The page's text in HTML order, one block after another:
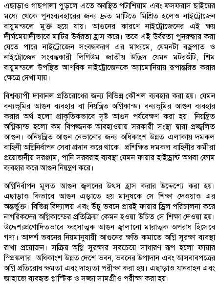
এছাড়াও গাছপালা পুড়লে এতে অবস্থিত পটাশিয়াম এবং ফসফরাস ছাইয়ের
মধ্যে থেকে পুনঃব্যবহারের জন্য দ্রুত মাটিতে মিশ্রিত হলেও নাইট্রোজেন
বায়ুমন্ডলে মুক্ত হয়ে যায়। আগুনের কারণে নাইট্রোজেনের এই ক্ষয়
দীর্ঘমেয়াদীভাবে মাটির উর্বরতা হ্রাস করে। তবে এই উর্বরতা পুনরুদ্ধার করা
যেতে পারে নাইট্রোজেন সংবদ্ধকরণ এর মাধ্যমে, যেমনটা বজ্রপাত ও
নাইট্রোজেন সংবদ্ধকারী লিগিউম জাতীয় উদ্ভিদ যেমন মটরশুঁটি, শিম
বায়ুমন্ডলে উপস্থিত আণবিক নাইট্রোজেনকে অ্যামোনিয়ায় রূপান্তরিত করার
ক্ষেত্রে দেখা যায়।
বিশ্বব্যাপী দাবানল প্রতিরোধের জন্য বিভিন্ন কৌশল ব্যবহার করা হয়। যেমন
বন্যভূমির আগুন ব্যবহার বা নিয়ন্ত্রিত অগ্নিকান্ড। বন্যভূমির আগুন ব্যবহার
করার অর্থ হলো প্রাকৃতিকভাবে সৃষ্ট আগুন পর্যবেক্ষণ করা হয়। নিয়ন্ত্রিত
অগ্নিকান্ড হলো কম বিপজ্জনক আবহাওয়ায় সরকারী সংস্থা দ্বারা প্রজ্জ্বলিত
আগুন। অনিয়ন্ত্রিত আগুন নেভানোর জন্য অধিকাংশ উন্নত এলাকায় দমকল
বাহিনী অগ্নিনির্বাপন সেবা প্রদান করে থাকে। প্রশিক্ষিত দমকল বাহিনীর কর্মীরা
প্রয়োজনীয় সরঞ্জাম, পানি সরবরাহ ব্যবস্থা যেমন ফায়ার হাইড্রান্ট অথবা ফোম
ব্যবহার করে আগুন নিয়ন্ত্রণ করে।
অগ্নিনির্বাপন মূলত আগুন জ্বলনের উৎস হ্রাস করার উদ্দেশ্যে করা হয়।
এছাড়াও কিভাবে আগুন এড়াতে হয় মানুষকে সে শিক্ষা দেওয়াও এর
অন্তর্ভুক্ত। বিভিন্ন বিদ্যালয় এবং উঁচু ভবনে প্রায়ই ফায়ার ড্রিল পরিচালনা করে
নাগরিকদের অগ্নিকান্ডের প্রতিক্রিয়া কেমন হওয়া উচিত সে শিক্ষা দেওয়া হয়।
উদ্দেশ্যপ্রণোদিতভাবে ধ্বংসাত্মক আগুন জ্বালানো মারাত্মক অপরাধ হিসেবে
গণ্য। আদর্শ ভবনের নিয়মানুযায়ী আগুনের ক্ষতি কমাতে অগ্নি সুরক্ষা ব্যবস্থা
রাখা প্রয়োজন। সক্রিয় অগ্নি সুরক্ষার সবচেয়ে সাধারণ রূপ হলো ফায়ার
স্প্রিঙ্কলার। অধিকাংশ উন্নত দেশে ভবন, ভবনের উপাদান এবং আসবাবপত্রের
অগ্নি প্রতিরোধ ক্ষমতা এবং দাহ্যতা পরীক্ষা করা হয়। এছাড়াও যানবাহন এবং
জাহাজে ব্যবহৃত প্লাস্টিক ও সজ্জা সামগ্রীও পরীক্ষা করা হয়।